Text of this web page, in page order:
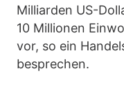
Milliarden US-
10 Millionen
vor, so ein
besprechen.